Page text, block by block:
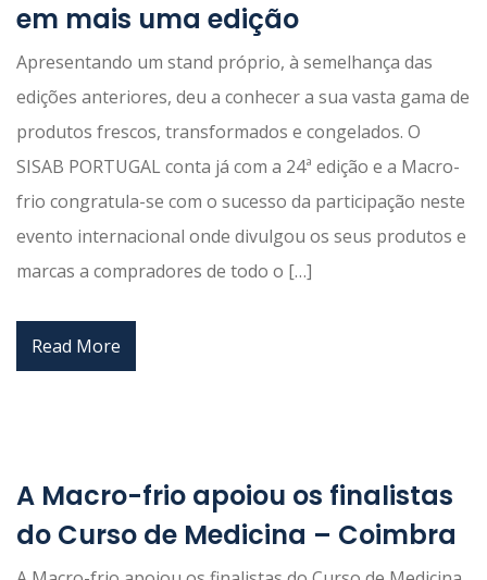
em mais uma edição
Apresentando um stand próprio, à semelhança das
edições anteriores, deu a conhecer a sua vasta gama de
produtos frescos, transformados e congelados. O
SISAB PORTUGAL conta já com a 24ª edição e a Macro-
frio congratula-se com o sucesso da participação neste
evento internacional onde divulgou os seus produtos e
marcas a compradores de todo o […]
Read More
A Macro-frio apoiou os finalistas
do Curso de Medicina – Coimbra